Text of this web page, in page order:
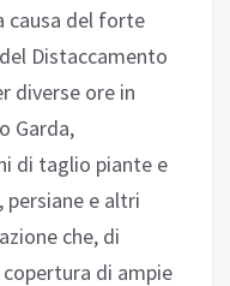
causa del forte
Distaccamento
diverse ore in
Garda,
di taglio piante e
persiane e altri
che, di
di ampie